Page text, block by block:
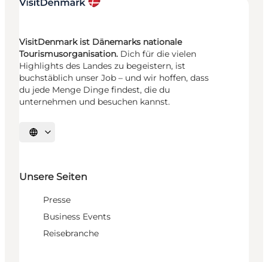
VisitDenmark ist Dänemarks nationale
Tourismusorganisation. Dich für die vielen
Highlights des Landes zu begeistern, ist
buchstäblich unser Job – und wir hoffen, dass
du jede Menge Dinge findest, die du
unternehmen und besuchen kannst.
Sprache auswählen
Unsere Seiten
Presse
Business Events
Reisebranche